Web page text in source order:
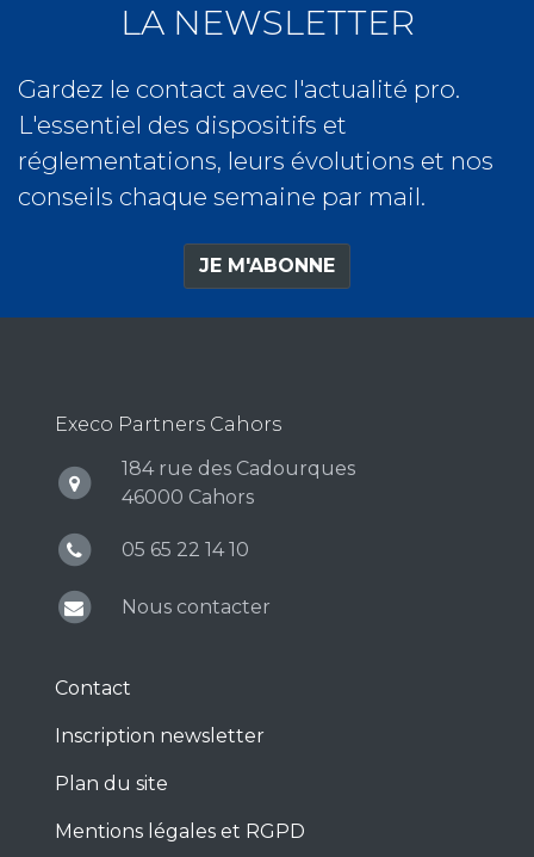
LA NEWSLETTER
Gardez le contact avec l'actualité pro.
L'essentiel des dispositifs et
réglementations, leurs évolutions et nos
conseils chaque semaine par mail.
JE M'ABONNE
Execo Partners Cahors
184 rue des Cadourques
46000 Cahors
05 65 22 14 10
Nous contacter
Contact
Inscription newsletter
Plan du site
Mentions légales et RGPD